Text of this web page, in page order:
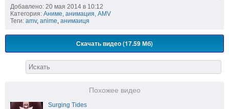
Добавлено: 20 мая 2014 в 10:12
Категория: Аниме, анимация, AMV
Теги: amv, anime анимаиця
Скачать видео (17.59 Мб)
Похожее видео
Surging Tides